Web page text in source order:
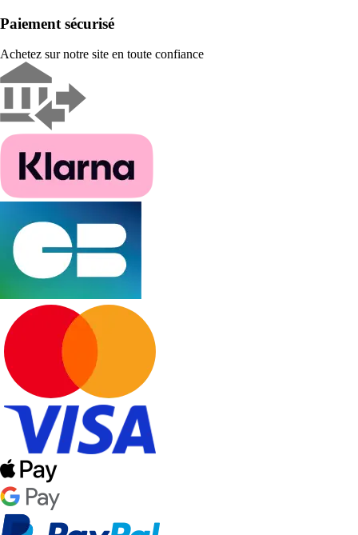
Paiement sécurisé
Achetez sur notre site en toute confiance